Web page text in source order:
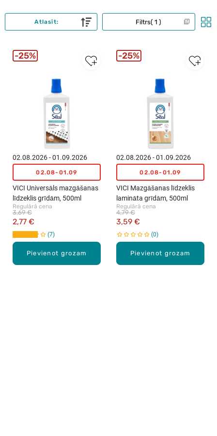
Filtrs 1
Atlasīt:
Pievienot grozam
02.08.2026 - 01.09.2026
02.08-01.09
VICI Universāls mazgāšanas
līdzeklis grīdām, 500ml
Regulārā cena
2,77 €
3,69 €
7
25%
Pievienot grozam
02.08.2026 - 01.09.2026
02.08-01.09
VICI Mazgāšanas līdzeklis
lamināta grīdām, 500ml
Regulārā cena
3,59 €
4,79 €
0
25%